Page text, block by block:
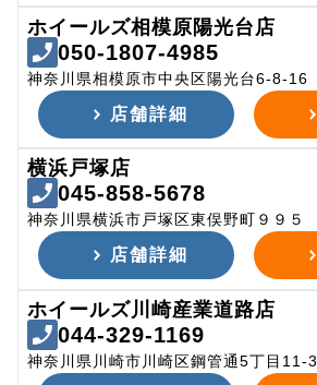
ホイールズ相模原陽光台店
050-1807-4985
神奈川県相模原市中央区陽光台6-8-16
店舗詳細
横浜戸塚店
045-858-5678
神奈川県横浜市戸塚区東俣野町９９５
店舗詳細
ホイールズ川崎産業道路店
044-329-1169
神奈川県川崎市川崎区鋼管通5丁目11-3